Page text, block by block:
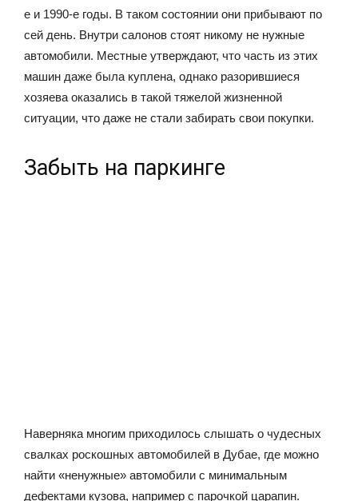
е и 1990-е годы. В таком состоянии они прибывают по
сей день. Внутри салонов стоят никому не нужные
автомобили. Местные утверждают, что часть из этих
машин даже была куплена, однако разорившиеся
хозяева оказались в такой тяжелой жизненной
ситуации, что даже не стали забирать свои покупки.
Забыть на паркинге
Наверняка многим приходилось слышать о чудесных
свалках роскошных автомобилей в Дубае, где можно
найти «ненужные» автомобили с минимальным
дефектами кузова, например с парочкой царапин.